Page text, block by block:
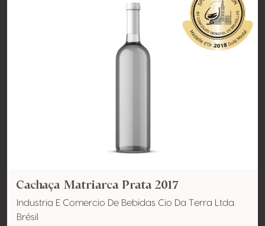
Cachaça Matriarca Prata 2017
Industria E Comercio De Bebidas Cio Da Terra Ltda.
Brésil